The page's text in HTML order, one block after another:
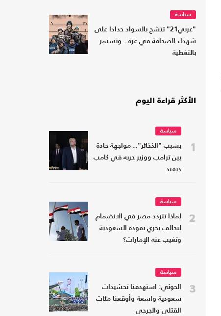
سياسة
"عربي21" تتشح بالسواد حدادا على
شهداء الصحافة في غزة.. وتستمر
بالتغطية
الأكثر قراءة اليوم
1
سياسة
بسبب "الذخائر".. مواجهة حادة
بين ترامب ووزير حربه في كامب
ديفيد
2
سياسة
لماذا تتردد مصر في الانضمام
لتحالف بحري تقوده السعودية
وتغيب عنه الإمارات؟
3
سياسة
الحوثي: استهدفنا تحشيدات
سعودية واسعة وأوقعنا مئات
القتلى والجرحى